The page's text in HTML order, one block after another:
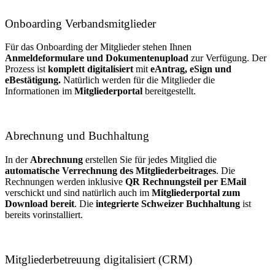
Onboarding Verbandsmitglieder
Für das Onboarding der Mitglieder stehen Ihnen
Anmeldeformulare und Dokumentenupload zur Verfügung. Der
Prozess istkomplett digitalisiertmiteAntrag, eSign und
eBestätigung. Natürlich werden für die Mitglieder die
Informationen im Mitgliederportal bereitgestellt.
Abrechnung und Buchhaltung
In der Abrechnung erstellen Sie für jedes Mitglied die
automatische Verrechnung des Mitgliederbeitrages. Die
Rechnungen werden inklusive QR Rechnungsteil per EMail
verschickt und sind natürlich auch im Mitgliederportal zum
Download bereit. Die integrierte Schweizer Buchhaltung ist
bereits vorinstalliert.
Mitgliederbetreuung digitalisiert (CRM)